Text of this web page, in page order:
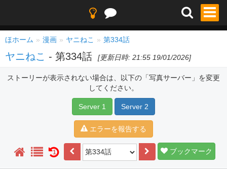
ほホーム 漫画 ヤニねこ 第334話
ヤニねこ - 第334話 [更新日時: 21:55 19/01/2026]
ストーリーが表示されない場合は、以下の「写真サーバー」を変更
してください。
Server 1 Server 2
エラーを報告する
1 ブックマーク